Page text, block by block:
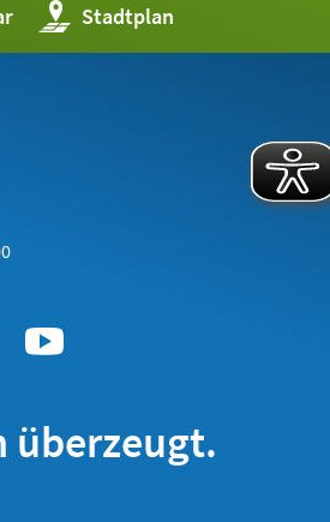
Stadtplan
(Öffnet
in
einem
überzeugt.